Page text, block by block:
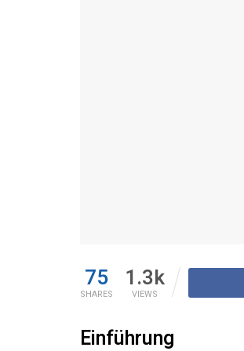
75
SHARES
1.3k
VIEWS
Einführung